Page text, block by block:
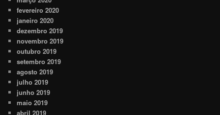
fevereiro 2020
janeiro 2020
dezembro 2019
novembro 2019
outubro 2019
setembro 2019
agosto 2019
julho 2019
junho 2019
maio 2019
abril 2019